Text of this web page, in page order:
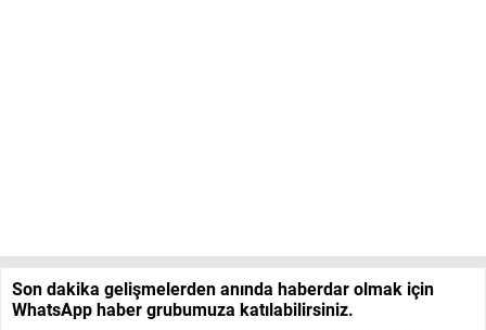
Son dakika gelişmelerden anında haberdar olmak için
WhatsApp haber grubumuza katılabilirsiniz.